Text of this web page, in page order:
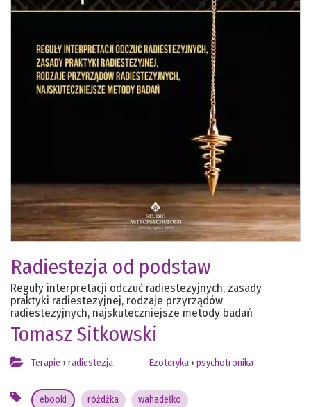
Radiestezja od podstaw
Reguły interpretacji odczuć radiestezyjnych, zasady
praktyki radiestezyjnej, rodzaje przyrządów
radiestezyjnych, najskuteczniejsze metody badań
Tomasz Sitkowski
Terapie › radiestezja Ezoteryka › psychotronika
ebooki różdżka wahadełko